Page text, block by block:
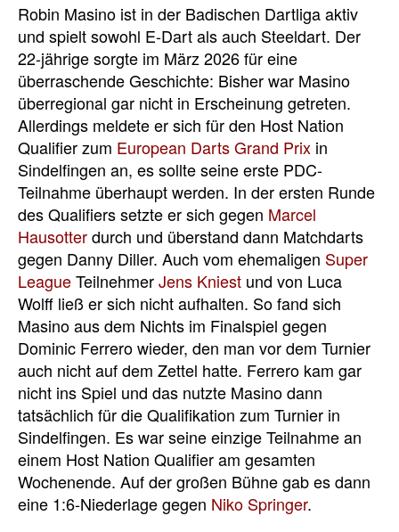
Robin Masino ist in der Badischen Dartliga aktiv
und spielt sowohl E-Dart als auch Steeldart. Der
22-jährige sorgte im März 2026 für eine
überraschende Geschichte: Bisher war Masino
überregional gar nicht in Erscheinung getreten.
Allerdings meldete er sich für den Host Nation
Qualifier zum European Darts Grand Prix in
Sindelfingen an, es sollte seine erste PDC-
Teilnahme überhaupt werden. In der ersten Runde
des Qualifiers setzte er sich gegen Marcel
Hausotterdurch und überstand dann Matchdarts
gegen Danny Diller. Auch vom ehemaligen Super
LeagueTeilnehmerJens Kniest und von Luca
Wolff ließ er sich nicht aufhalten. So fand sich
Masino aus dem Nichts im Finalspiel gegen
Dominic Ferrero wieder, den man vor dem Turnier
auch nicht auf dem Zettel hatte. Ferrero kam gar
nicht ins Spiel und das nutzte Masino dann
tatsächlich für die Qualifikation zum Turnier in
Sindelfingen. Es war seine einzige Teilnahme an
einem Host Nation Qualifier am gesamten
Wochenende. Auf der großen Bühne gab es dann
eine 1:6-Niederlage gegen Niko Springer.